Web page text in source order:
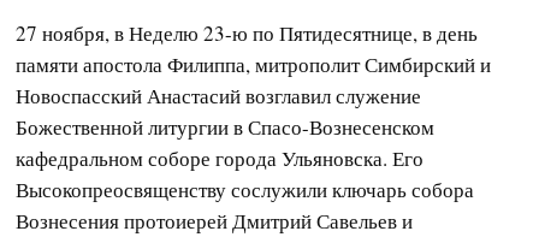
27 ноября, в Неделю 23-ю по Пятидесятнице, в день
памяти апостола Филиппа, митрополит Симбирский и
Новоспасский Анастасий возглавил служение
Божественной литургии в Спасо-Вознесенском
кафедральном соборе города Ульяновска. Его
Высокопреосвященству сослужили ключарь собора
Вознесения протоиерей Дмитрий Савельев и